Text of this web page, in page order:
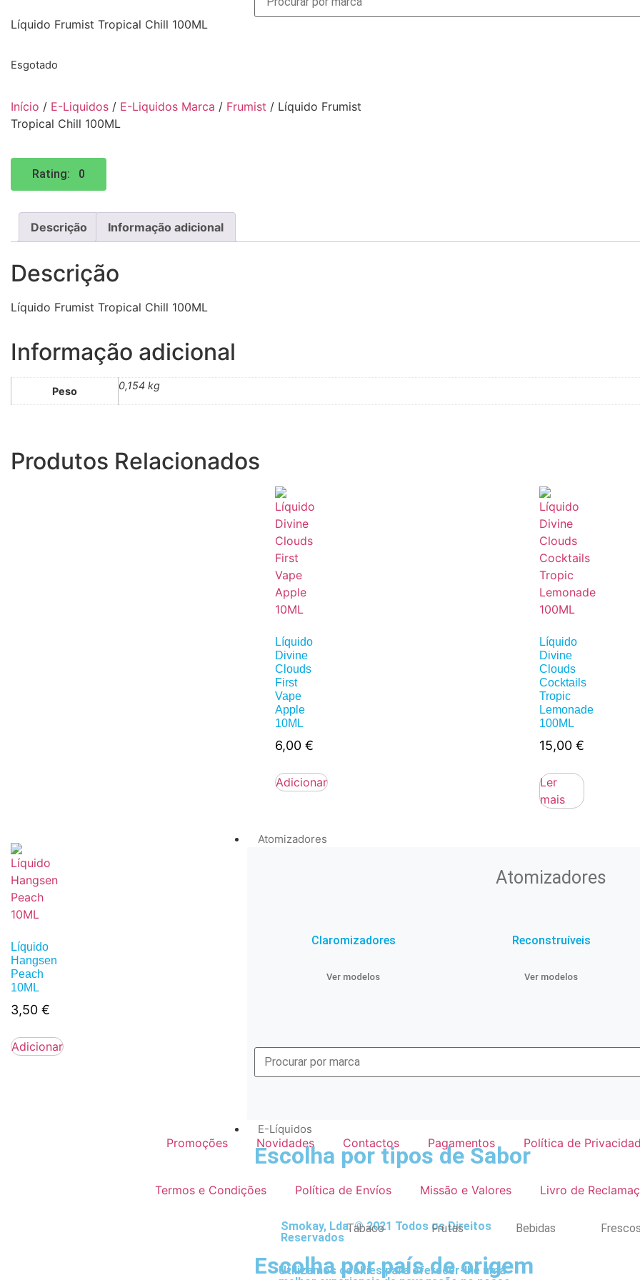
Atomizadores
Atomizadores
Claromizadores
Ver modelos
Reconstruíveis
Ver modelos
E-Líquidos
Escolha por tipos de Sabor
Tabaco Frutas Bebidas Frescos
Escolha por país de origem
Líquido Frumist Tropical Chill 100ML
Esgotado
Início / E-Liquidos / E-Liquidos Marca / Frumist / Líquido Frumist
Tropical Chill 100ML
Rating: 0
Descrição Informação adicional
Descrição
Líquido Frumist Tropical Chill 100ML
Informação adicional
Peso 0,154 kg
Produtos Relacionados
Líquido
Divine
Clouds
First
Vape
Apple
10ML
6,00 €
Adicionar
Líquido
Divine
Clouds
Cocktails
Tropic
Lemonade
100ML
15,00 €
Ler
mais
Líquido
Hangsen
Peach
10ML
3,50 €
Adicionar
Promoções Novidades Contactos Pagamentos Política de
Termos e Condições Política de Envíos Missão e Valores Livro de
Smokay, Lda. © 2021 Todos os Direitos
Reservados
Utilizamos cookies para oferecer-lhe uma